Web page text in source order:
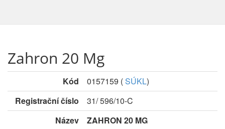
Zahron 20 Mg
Kód 0157159 (SÚKL)
Registrační číslo
31/ 596/10-C
Název
ZAHRON 20 MG